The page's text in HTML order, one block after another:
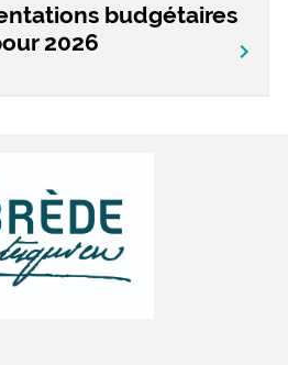
budgétaires
2026
chevron_right